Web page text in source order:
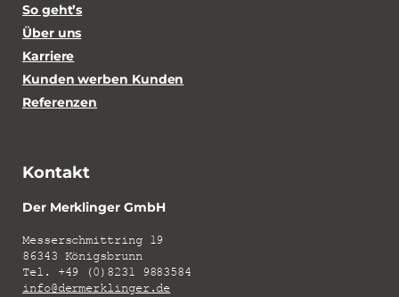
So geht’s
Über uns
Karriere
Kunden werben Kunden
Referenzen
Kontakt
Der Merklinger GmbH
Messerschmittring 19
86343 Königsbrunn
Tel. +49 (0)8231 9883584
info@dermerklinger.de